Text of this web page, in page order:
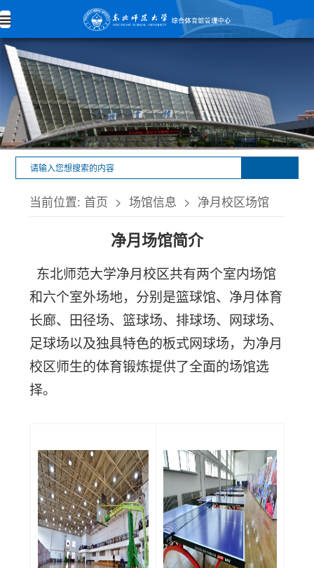
当前位置: 首页 >场馆信息 > 净月校区场馆
净月场馆简介
东北师范大学净月校区共有两个室内场馆
和六个室外场地，分别是篮球馆、净月体育
长廊、田径场、篮球场、排球场、网球场、
足球场以及独具特色的板式网球场，为净月
校区师生的体育锻炼提供了全面的场馆选
择。